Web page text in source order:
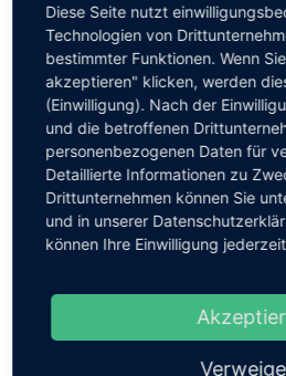
Verwaltungsbedarfe mit einer
sogar noch SAP?) zu bedienen,
und Hohngelächter, ob ihrer
besonderen Bedarfe dieser
Aber trotzdem: Ein
Widerstand im nicht-
helfen.
Zum Schluss noch ein paar
erfolgreiche Umsetzung:
Offene und ehrliche
diesen
Diese Seite nutzt
Technologien von
bestimmter Funktionen. Wenn
akzeptieren" klicken, werden
(Einwilligung). Nach der
und die betroffenen
personenbezogenen Daten für
Detaillierte Informationen zu
Drittunternehmen können Sie
und in unserer
können Ihre Einwilligung